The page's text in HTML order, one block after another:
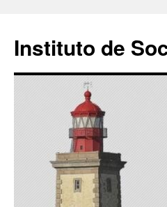
Instituto de